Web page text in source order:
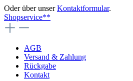
Oder über unserKontaktformular.
Shopservice**
AGB
Versand & Zahlung
Rückgabe
Kontakt